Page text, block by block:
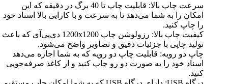
سرعت چاپ بالا: قابلیت چاپ تا 40 برگ در دقیقه که این
امکان را به شما می‌دهد تا به سرعت و با کارایی بالا اسناد خود
را چاپ کنید.
کیفیت چاپ بالا: رزولوشن چاپ 1200x1200 دی‌پی‌آی که باعث
تولید چاپی با جزئیات دقیق و تصاویر واضح می‌شود.
چاپ دو رویه: قابلیت چاپ دو رویه که به شما اجازه می‌دهد
اسناد خود را به صورت دو رو چاپ کنید و از کاغذ صرفه‌جویی
کنید.